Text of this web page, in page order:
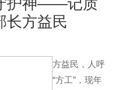
护神——记质
长方益民
方益民，人呼
“方工”，现年